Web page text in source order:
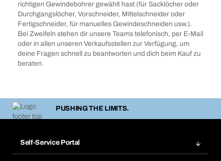
richtigen Gewindebohrer gewählt hast (für Sacklöcher oder
Durchgangslöcher, Vorschneider, Mittelschneider oder
Fertigschneider, für manuelles Gewindeschneiden usw.).
Bei Zweifeln stehen dir unsere Teams telefonisch, per E-Mail
oder in allen unseren Verkaufsstellen zur Verfügung, um
deine Fragen schnell zu beantworten und dich beim Kauf zu
beraten.
PUSHING THE LIMITS.
Self-Service Portal